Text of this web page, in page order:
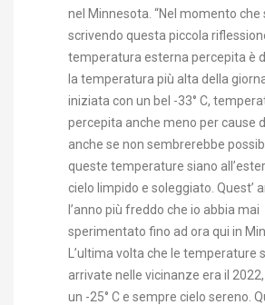
nel Minnesota. “Nel momento che
scrivendo questa piccola
temperatura esterna percepita è
la temperatura più alta della
iniziata con un bel -33° C,
percepita anche meno per cause
anche se non sembrerebbe
queste temperature siano
cielo limpido e soleggiato. Quest’
l’anno più freddo che io abbia mai
sperimentato fino ad ora qui in
L’ultima volta che le temperature
arrivate nelle vicinanze era il
un -25° C e sempre cielo sereno.